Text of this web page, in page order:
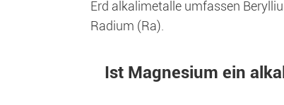
Erd alkalimetalle umfassen
Radium (Ra).
Ist Magnesium ein